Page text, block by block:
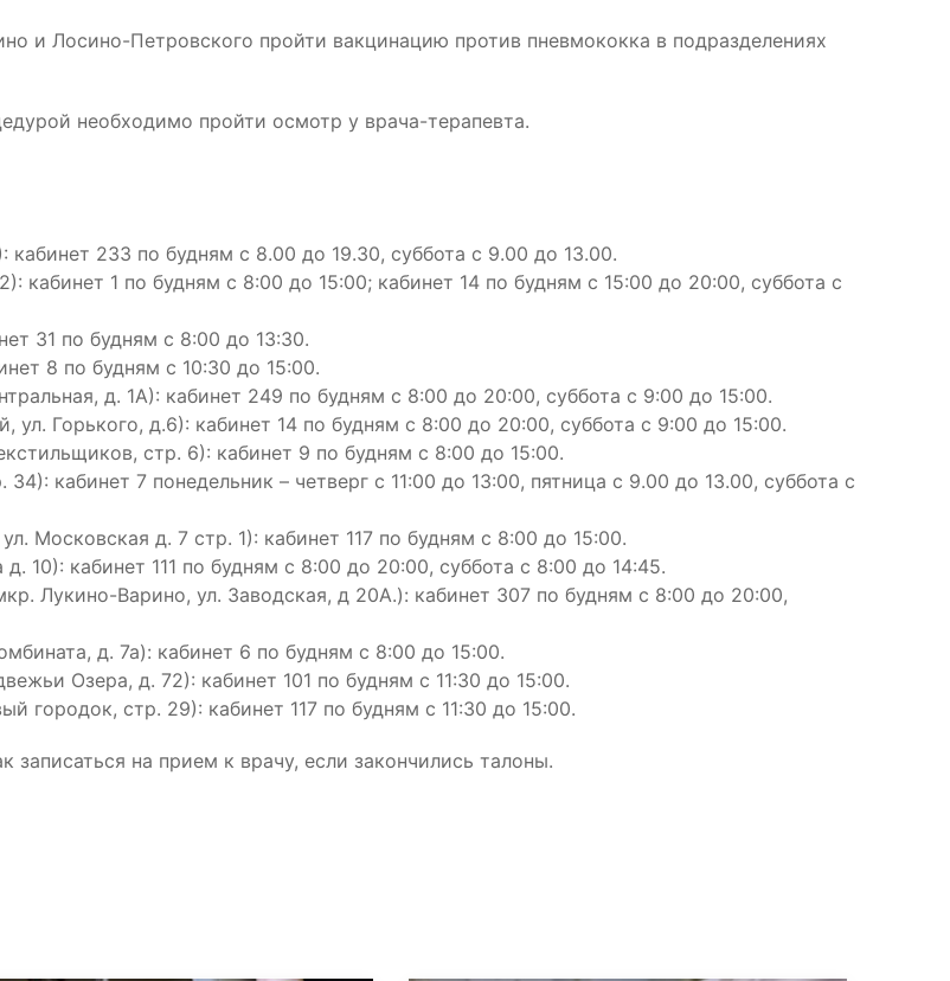
и Лосино-Петровского пройти вакцинацию против пневмококка в подразделениях
необходимо пройти осмотр у врача-терапевта.
233 по будням с 8.00 до 19.30, суббота с 9.00 до 13.00.
кабинет 1 по будням с 8:00 до 15:00; кабинет 14 по будням с 15:00 до 20:00, суббота с
31 по будням с 8:00 до 13:30.
8 по будням с 10:30 до 15:00.
д. 1А): кабинет 249 по будням с 8:00 до 20:00, суббота с 9:00 до 15:00.
ул. Горького, д.6): кабинет 14 по будням с 8:00 до 20:00, суббота с 9:00 до 15:00.
стр. 6): кабинет 9 по будням с 8:00 до 15:00.
кабинет 7 понедельник – четверг с 11:00 до 13:00, пятница с 9.00 до 13.00, суббота с
Московская д. 7 стр. 1): кабинет 117 по будням с 8:00 до 15:00.
кабинет 111 по будням с 8:00 до 20:00, суббота с 8:00 до 14:45.
Лукино-Варино, ул. Заводская, д 20А.): кабинет 307 по будням с 8:00 до 20:00,
д. 7а): кабинет 6 по будням с 8:00 до 15:00.
Озера, д. 72): кабинет 101 по будням с 11:30 до 15:00.
городок, стр. 29): кабинет 117 по будням с 11:30 до 15:00.
записаться на прием к врачу, если закончились талоны.